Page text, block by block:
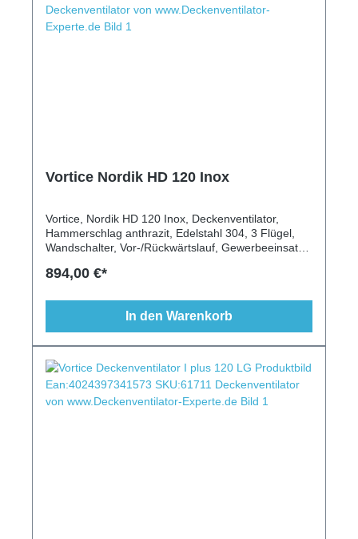
Vortice Nordik HD 120 Inox
Vortice, Nordik HD 120 Inox, Deckenventilator,
Hammerschlag anthrazit, Edelstahl 304, 3 Flügel,
Wandschalter, Vor-/Rückwärtslauf, Gewerbeeinsatz,
Schutzklasse I, IP55
894,00 €*
In den Warenkorb